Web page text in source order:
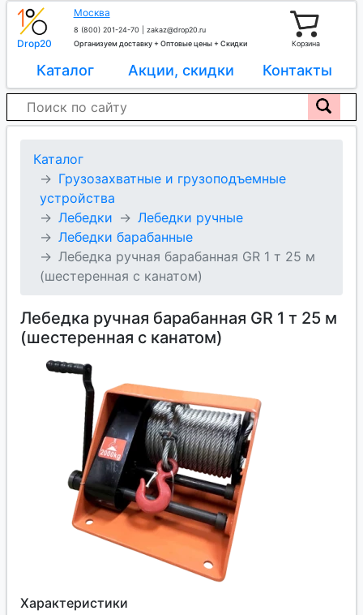
Drop20
Москва
8 (800) 201-24-70
zakaz@drop20.ru
Организуем доставку + Оптовые цены + Скидки
Корзина
Каталог Акции, скидки Контакты
Каталог
Грузозахватные и грузоподъемные
устройства
Лебедки
Лебедки ручные
Лебедки барабанные
Лебедка ручная барабанная GR 1 т 25 м
(шестеренная с канатом)
Лебедка ручная барабанная GR 1 т 25 м
(шестеренная с канатом)
Характеристики